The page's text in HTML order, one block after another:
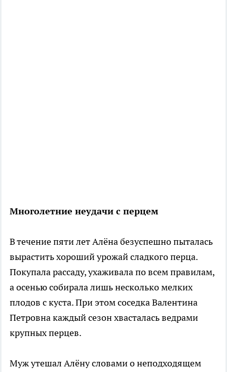
Многолетние неудачи с перцем
В течение пяти лет Алёна безуспешно пыталась
вырастить хороший урожай сладкого перца.
Покупала рассаду, ухаживала по всем правилам,
а осенью собирала лишь несколько мелких
плодов с куста. При этом соседка Валентина
Петровна каждый сезон хвасталась ведрами
крупных перцев.
Муж утешал Алёну словами о неподходящем